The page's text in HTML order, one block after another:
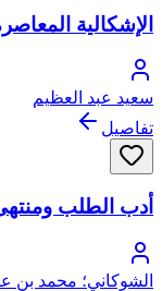
الإشكالية
سعيد عبد العظيم
تفاصيل
أدب الطلب
الشوكاني؛ محمد بن